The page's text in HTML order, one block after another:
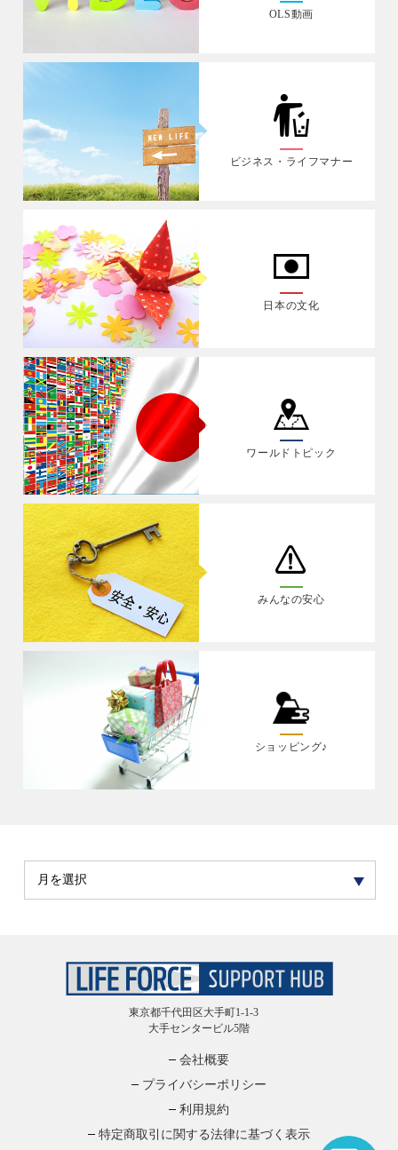
OLS動画
ビジネス・ライフマナー
日本の文化
ワールドトピック
みんなの安心
ショッピング♪
東京都千代田区大手町1-1-3
大手センタービル5階
会社概要
プライバシーポリシー
利用規約
特定商取引に関する法律に基づく表示